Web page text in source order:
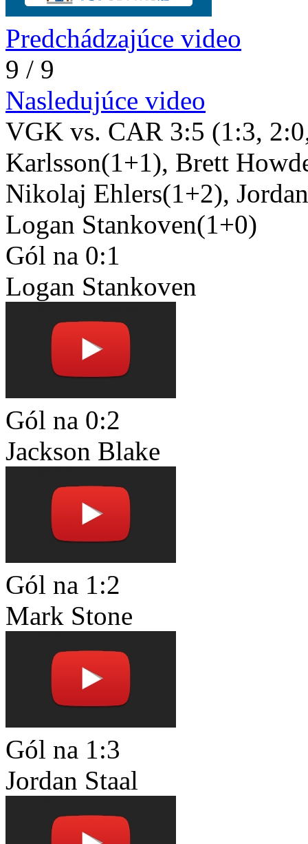
Predchádzajúce video
9 / 9
Nasledujúce video
VGK vs. CAR 3:5 (1:3,
Karlsson(1+1), Brett
Nikolaj Ehlers(1+2),
Logan Stankoven(1+0)
Gól na 0:1
Logan Stankoven
Gól na 0:2
Jackson Blake
Gól na 1:2
Mark Stone
Gól na 1:3
Jordan Staal